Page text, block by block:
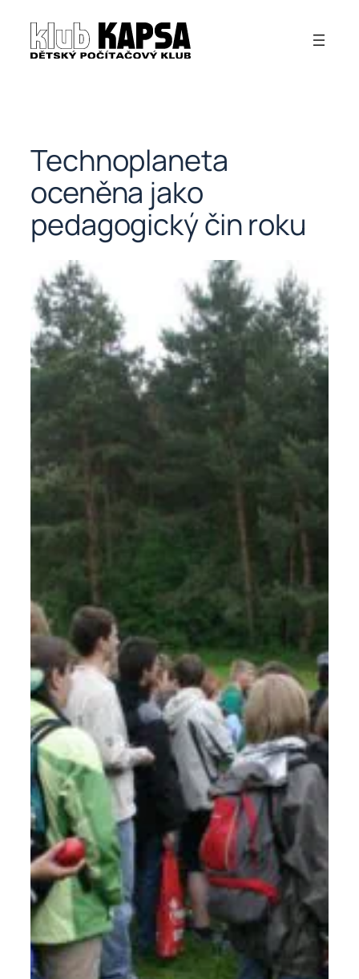
obsah
Technoplaneta
oceněna jako
pedagogický čin roku